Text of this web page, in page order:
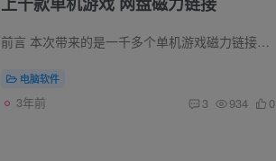
前言 本次带来的是一千多个单机游戏磁力链接，包含很多单机游戏。通过链接的方式进行分享，链接有效期就不知道多久了，给VIP用户先体验吧。 下载说明 游戏都是单机的，花费99元从别人那里买来的...
电脑软件
3年前 3 934 0